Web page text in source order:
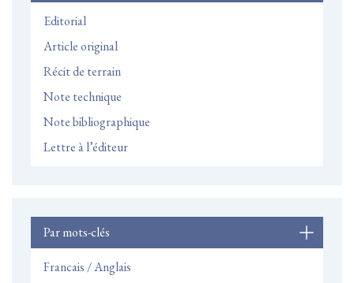
Editorial
Article original
Récit de terrain
Note technique
Note bibliographique
Lettre à l’éditeur
Par mots-clés
Francais / Anglais